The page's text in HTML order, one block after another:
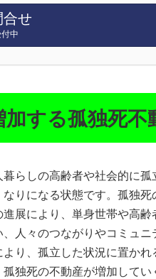
合せ
中
加する孤独死不
らしの高齢者や社会的に
なりになる状態です。孤独
進展により、単身世帯や高
人々のつながりやコミュ
り、孤立した状況に置か
独死の不動産が増加して